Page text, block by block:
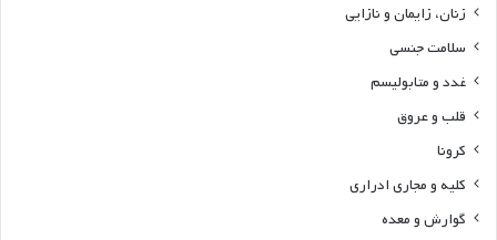
زنان، زایمان و نازایی
سلامت جنسی
غدد و متابولیسم
قلب و عروق
کرونا
کلیه و مجاری ادراری
گوارش و معده